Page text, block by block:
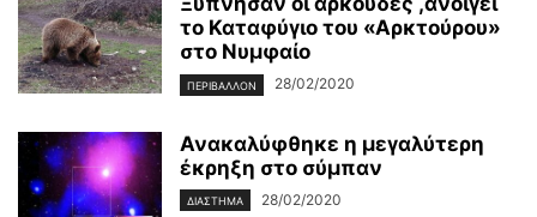
το Καταφύγιο του «Αρκτούρου»
στο Νυμφαίο
ΠΕΡΙΒΆΛΛΟΝ 28/02/2020
Ανακαλύφθηκε η μεγαλύτερη
έκρηξη στο σύμπαν
ΔΙΆΣΤΗΜΑ 28/02/2020